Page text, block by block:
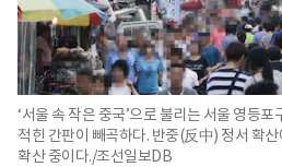
‘서울 속 작은 중국’으로 불리는 서울 영등
적힌 간판이 빼곡하다. 반중(反中) 정서 확
확산 중이다./조선일보DB